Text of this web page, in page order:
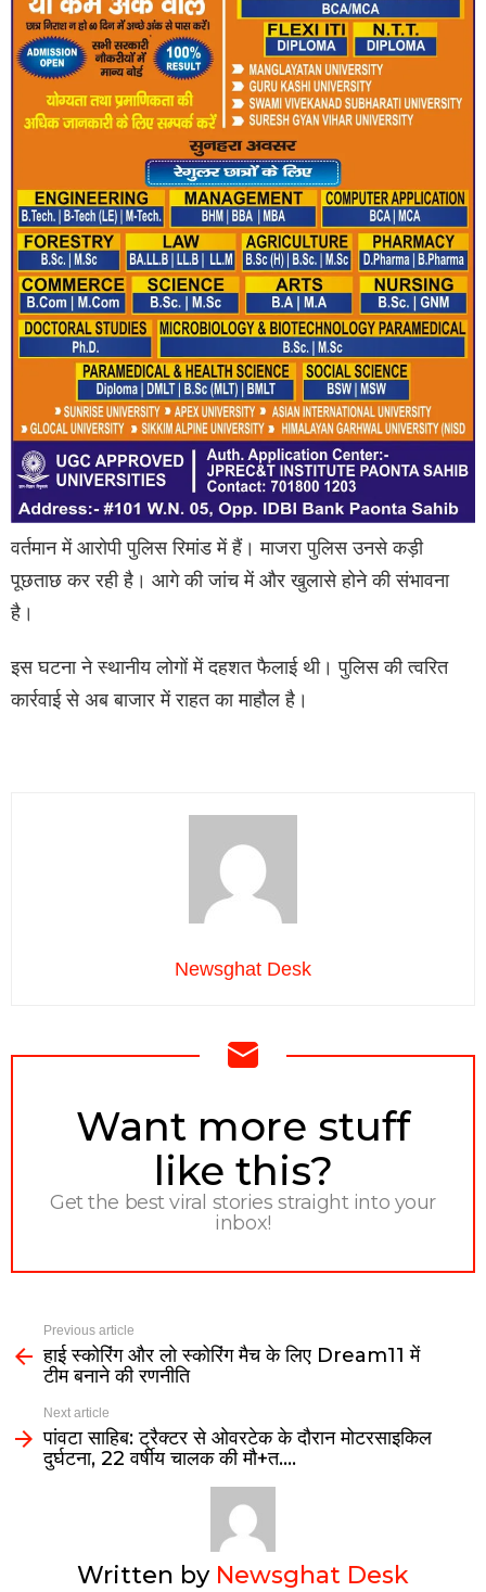
वर्तमान में आरोपी पुलिस रिमांड में हैं। माजरा पुलिस उनसे कड़ी
पूछताछ कर रही है। आगे की जांच में और खुलासे होने की संभावना
है।
इस घटना ने स्थानीय लोगों में दहशत फैलाई थी। पुलिस की त्वरित
कार्रवाई से अब बाजार में राहत का माहौल है।
Newsghat Desk
NEWSLETTER
Want more stuff
like this?
Get the best viral stories straight into your
inbox!
Previous article
हाई स्कोरिंग और लो स्कोरिंग मैच के लिए Dream11 में
टीम बनाने की रणनीति
Next article
पांवटा साहिब: ट्रैक्टर से ओवरटेक के दौरान मोटरसाइकिल
दुर्घटना, 22 वर्षीय चालक की मौ+त….
Written by Newsghat Desk